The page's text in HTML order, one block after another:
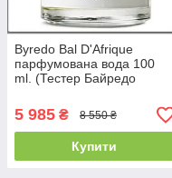
Byredo Bal D'Afrique
парфумована вода 100
ml. (Тестер Байредо
5 985 ₴ 8 550 ₴
Купити